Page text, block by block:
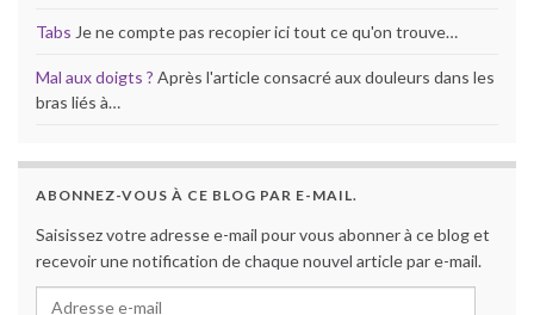
Tabs Je ne compte pas recopier ici tout ce qu'on trouve…
Mal aux doigts ? Après l'article consacré aux douleurs dans les
bras liés à…
ABONNEZ-VOUS À CE BLOG PAR E-MAIL.
Saisissez votre adresse e-mail pour vous abonner à ce blog et
recevoir une notification de chaque nouvel article par e-mail.
Adresse e-mail